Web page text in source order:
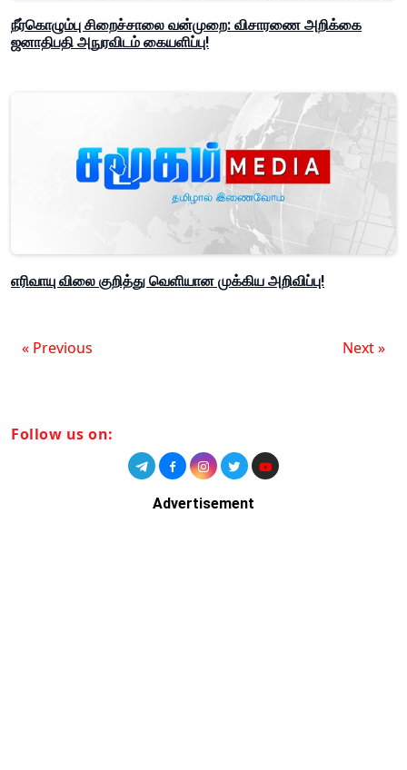
நீர்கொழும்பு சிறைச்சாலை வன்முறை: விசாரணை அறிக்கை
ஜனாதிபதி அநுரவிடம் கையளிப்பு!
எரிவாயு விலை குறித்து வெளியான முக்கிய அறிவிப்பு!
« Previous Next »
Follow us on:
Advertisement